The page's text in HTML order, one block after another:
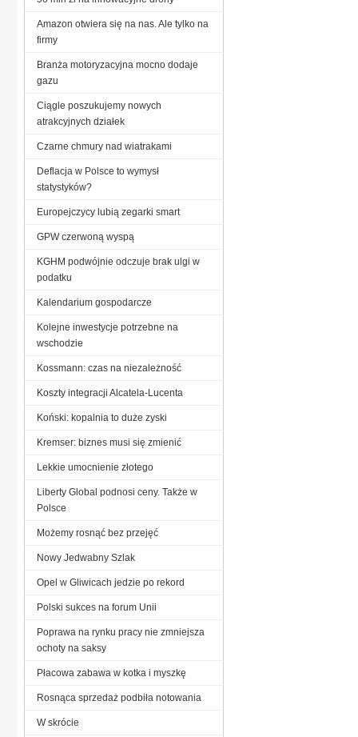
Amazon otwiera się na nas. Ale tylko na
firmy
Branża motoryzacyjna mocno dodaje
gazu
Ciągle poszukujemy nowych
atrakcyjnych działek
Czarne chmury nad wiatrakami
Deflacja w Polsce to wymysł
statystyków?
Europejczycy lubią zegarki smart
GPW czerwoną wyspą
KGHM podwójnie odczuje brak ulgi w
podatku
Kalendarium gospodarcze
Kolejne inwestycje potrzebne na
wschodzie
Kossmann: czas na niezależność
Koszty integracji Alcatela-Lucenta
Koński: kopalnia to duże zyski
Kremser: biznes musi się zmienić
Lekkie umocnienie złotego
Liberty Global podnosi ceny. Także w
Polsce
Możemy rosnąć bez przejęć
Nowy Jedwabny Szlak
Opel w Gliwicach jedzie po rekord
Polski sukces na forum Unii
Poprawa na rynku pracy nie zmniejsza
ochoty na saksy
Płacowa zabawa w kotka i myszkę
Rosnąca sprzedaż podbiła notowania
W skrócie